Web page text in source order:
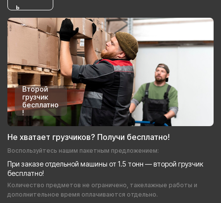
ь
Второй
грузчик
бесплатно
!
Не хватает грузчиков? Получи бесплатно!
Воспользуйтесь нашим пакетным предложением:
При заказе отдельной машины от 1.5 тонн — второй грузчик
бесплатно!
Количество предметов не ограничено, такелажные работы и
дополнительное время оплачиваются отдельно.